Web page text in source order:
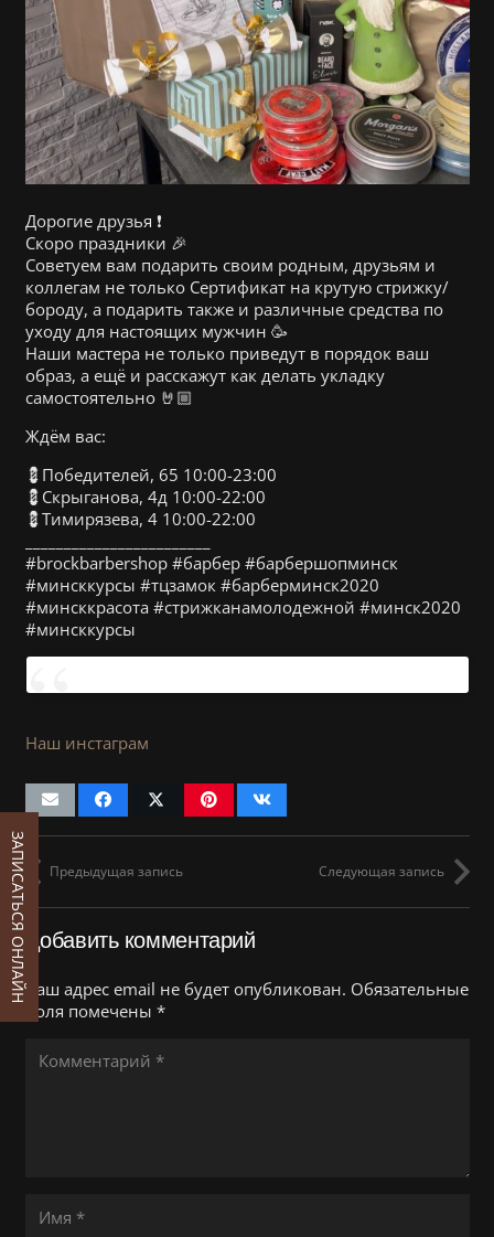
Дорогие друзья ❗️
Скоро праздники 🎉
Советуем вам подарить своим родным, друзьям и
коллегам не только Сертификат на крутую стрижку/
бороду, а подарить также и различные средства по
уходу для настоящих мужчин 🥳
Наши мастера не только приведут в порядок ваш
образ, а ещё и расскажут как делать укладку
самостоятельно 🤘🏼
Ждём вас:
💈Победителей, 65 10:00-23:00
💈Скрыганова, 4д 10:00-22:00
💈Тимирязева, 4 10:00-22:00
#brockbarbershop #барбер #барбершопминск
#минсккурсы #тцзамок #барберминск2020
#минсккрасота #стрижканамолодежной #минск2020
#минсккурсы
Наш инстаграм
Предыдущая запись Следующая запись
Добавить комментарий
Ваш адрес email не будет опубликован. Обязательные
поля помечены *
ЗАПИСАТЬСЯ ОНЛАЙН